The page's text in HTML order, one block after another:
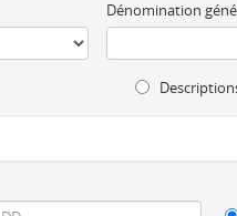
Dénomination